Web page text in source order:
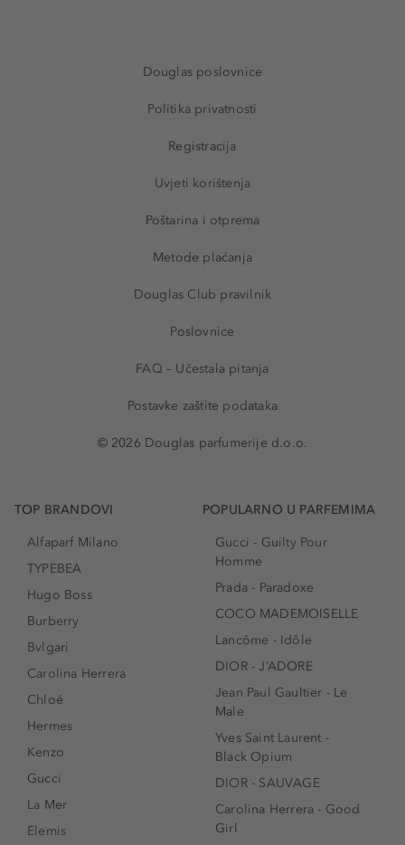
Douglas poslovnice
Politika privatnosti
Registracija
Uvjeti korištenja
Poštarina i otprema
Metode plaćanja
Douglas Club pravilnik
Poslovnice
FAQ – Učestala pitanja
Postavke zaštite podataka
© 2026 Douglas parfumerije d.o.o.
TOP BRANDOVI
Alfaparf Milano
TYPEBEA
Hugo Boss
Burberry
Bvlgari
Carolina Herrera
Chloé
Hermes
Kenzo
Gucci
La Mer
Elemis
POPULARNO U PARFEMIMA
Gucci - Guilty Pour
Homme
Prada - Paradoxe
COCO MADEMOISELLE
Lancôme - Idôle
DIOR - J’ADORE
Jean Paul Gaultier - Le
Male
Yves Saint Laurent -
Black Opium
DIOR - SAUVAGE
Carolina Herrera - Good
Girl